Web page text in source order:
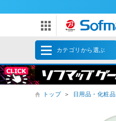
カテゴリから選ぶ
トップ ＞ 日用品・化粧品